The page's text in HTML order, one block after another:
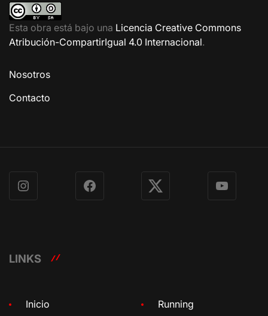
Esta obra está bajo una Licencia Creative Commons
Atribución-CompartirIgual 4.0 Internacional.
Nosotros
Contacto
Instagram Facebook X YouTube
LINKS
Inicio Running